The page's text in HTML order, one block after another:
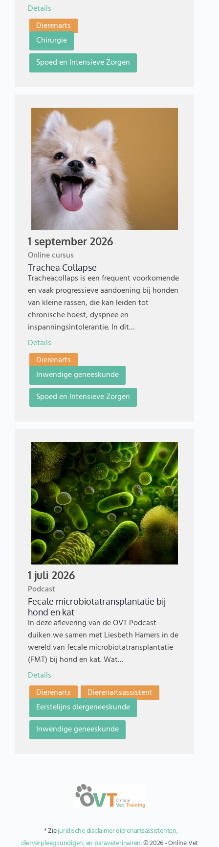
Details
Dierenarts
Chirurgie
Spoed en Intensieve Zorgen
1 september 2026
Online cursus
Trachea Collapse
Tracheacollaps is een frequent voorkomende
en vaak progressieve aandoening bij honden
van kleine rassen, die kan leiden tot
chronische hoest, dyspnee en
inspanningsintolerantie. In dit…
Details
Dierenarts
Inwendige geneeskunde
Spoed en Intensieve Zorgen
1 juli 2026
Podcast
Fecale microbiotatransplantatie bij
hond en kat
In deze aflevering van de OVT Podcast
duiken we samen met Liesbeth Hamers in de
wereld van fecale microbiotatransplantatie
(FMT) bij hond en kat. Wat…
Details
Dierenarts
Dierenartsassistent
Eerstelijns diergeneeskunde
Inwendige geneeskunde
* Ziejuridische disclaimer dierenartsassistenten,
dierverpleegkundigen, en paraveterinairen.© 2026 - Online Vet